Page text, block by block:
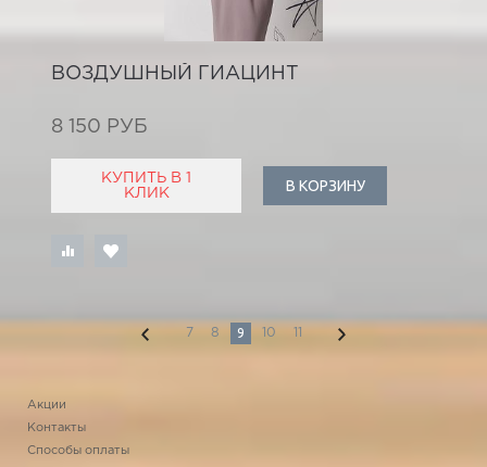
ВОЗДУШНЫЙ ГИАЦИНТ
8 150 РУБ
КУПИТЬ В 1
КЛИК
В КОРЗИНУ
7 8 9 10 11
Акции
Контакты
Способы оплаты